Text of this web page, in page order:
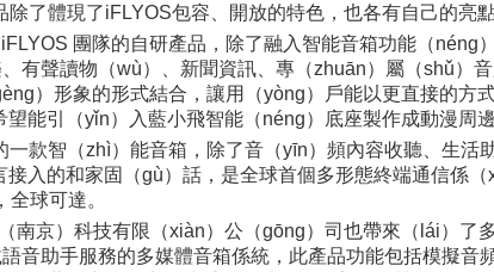
了體現了iFLYOS包容、開放的特色，也各有自己的亮點
團隊的自研產品，除了融入智能音箱功能（
、有聲讀物（wù）、新聞資訊、專（zhuān）屬（shǔ
）形象的形式結合，讓用（yòng）戶能以更直接的
能引（yǐn）入藍小飛智能（néng）底座製作成動漫周
款智（zhì）能音箱，除了音（yīn）頻內容收聽、生
入的和家固（gù）話，是全球首個多形態終端通信係
球可達。
南京）科技有限（xiàn）公（gōng）司也帶來（lái）了
音助手服務的多媒體音箱係統，此產品功能包括模擬